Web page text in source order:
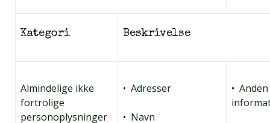
Kategori Beskrivelse
Almindelige ikke
fortrolige
personoplysninger
• Adresser
• Navn
• Anden